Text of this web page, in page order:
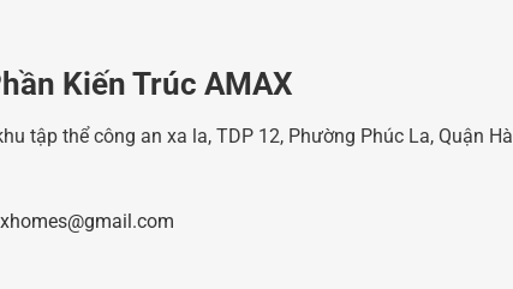
Kiến Trúc AMAX
tập thể công an xa la, TDP 12, Phường Phúc La, Quận Hà